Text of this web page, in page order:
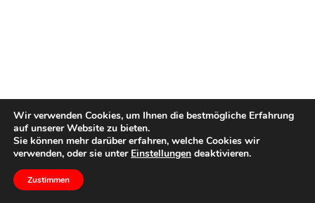
Wir verwenden Cookies, um Ihnen die bestmögliche Erfahrung
auf unserer Website zu bieten.
Sie können mehr darüber erfahren, welche Cookies wir
verwenden, oder sie unter Einstellungen deaktivieren.
Zustimmen